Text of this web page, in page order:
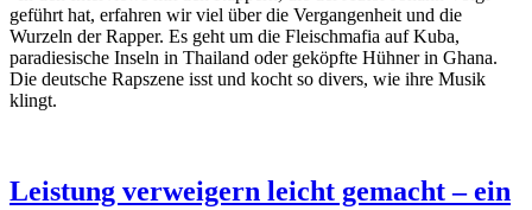
geführt hat, erfahren wir viel über die Vergangenheit und die
Wurzeln der Rapper. Es geht um die Fleischmafia auf Kuba,
paradiesische Inseln in Thailand oder geköpfte Hühner in Ghana.
Die deutsche Rapszene isst und kocht so divers, wie ihre Musik
klingt.
Leistung verweigern leicht gemacht – ein